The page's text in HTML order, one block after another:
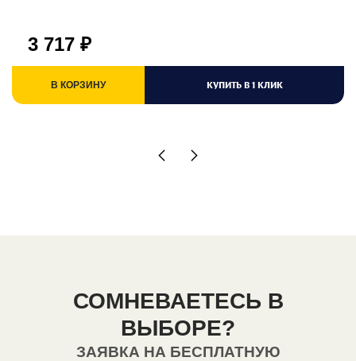
3 717 ₽
В КОРЗИНУ КУПИТЬ В 1 КЛИК
СОМНЕВАЕТЕСЬ В
ВЫБОРЕ?
ЗАЯВКА НА БЕСПЛАТНУЮ